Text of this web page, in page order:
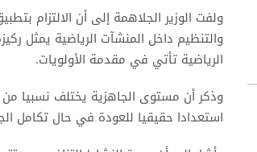
ولفت الوزير الجلاهمة إلى أن الالتزام
والتنظيم داخل المنشآت الرياضية يمثل
الرياضية تأتي في مقدمة الأولويات.
وذكر أن مستوى الجاهزية يختلف نسبيا
استعدادا حقيقيا للعودة في حال تكامل